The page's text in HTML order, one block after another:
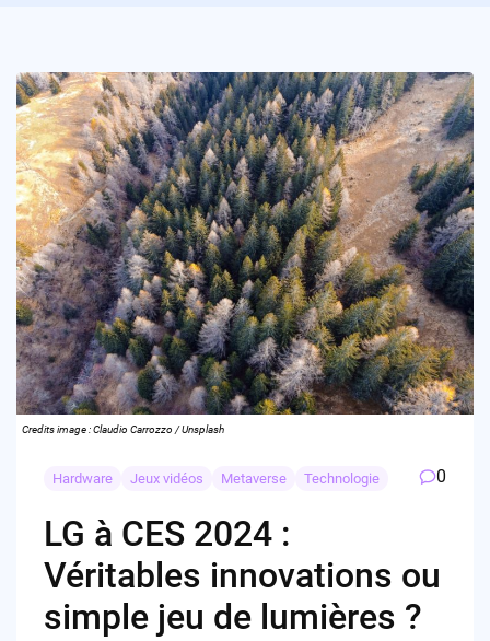
Credits image : Claudio Carrozzo / Unsplash
Hardware Jeux vidéos Metaverse Technologie 0
LG à CES 2024 :
Véritables innovations ou
simple jeu de lumières ?